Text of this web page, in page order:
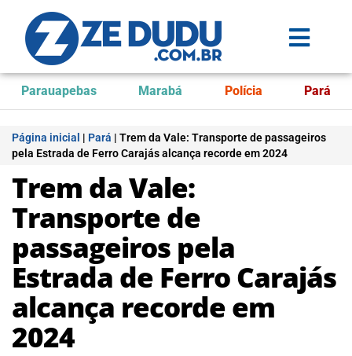
Parauapebas Marabá Polícia Pará
Página inicial | Pará | Trem da Vale: Transporte de passageiros
pela Estrada de Ferro Carajás alcança recorde em 2024
Trem da Vale:
Transporte de
passageiros pela
Estrada de Ferro Carajás
alcança recorde em
2024